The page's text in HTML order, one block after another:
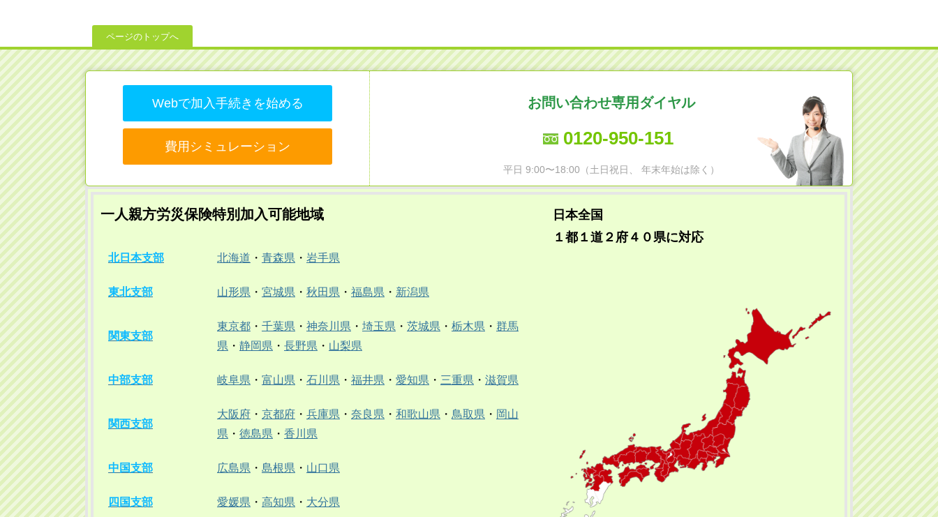
ページのトップへ
Webで加入手続きを始める
費用シミュレーション
お問い合わせ専用ダイヤル
0120-950-151
平日 9:00〜18:00（土日祝日、 年末年始は除く）
一人親方労災保険特別加入可能地域
北日本支部 北海道 ・ 青森県 ・ 岩手県
東北支部 山形県 ・ 宮城県 ・ 秋田県 ・ 福島県 ・ 新潟県
関東支部
東京都 ・ 千葉県 ・ 神奈川県 ・ 埼玉県 ・ 茨城県 ・ 栃木県 ・ 群馬
県 ・ 静岡県 ・ 長野県 ・ 山梨県
中部支部 岐阜県 ・ 富山県 ・ 石川県 ・ 福井県 ・ 愛知県 ・ 三重県 ・ 滋賀県
関西支部
大阪府 ・ 京都府 ・ 兵庫県 ・ 奈良県 ・ 和歌山県 ・ 鳥取県 ・ 岡山
県 ・ 徳島県 ・ 香川県
中国支部 広島県 ・ 島根県 ・ 山口県
四国支部 愛媛県 ・ 高知県 ・ 大分県
日本全国
１都１道２府４０県に対応